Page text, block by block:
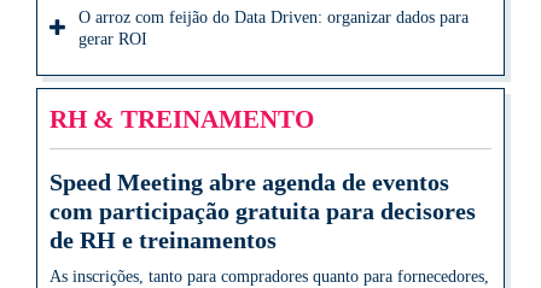
O arroz com feijão do Data Driven: organizar dados para
gerar ROI
RH & TREINAMENTO
Speed Meeting abre agenda de eventos
com participação gratuita para decisores
de RH e treinamentos
As inscrições, tanto para compradores quanto para fornecedores,